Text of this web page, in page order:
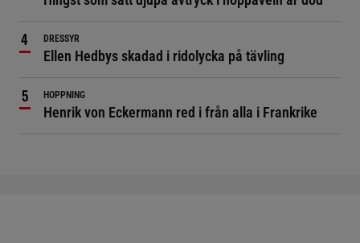
DRESSYR
Ellen Hedbys skadad i ridolycka på tävling
HOPPNING
Henrik von Eckermann red i från alla i Frankrike